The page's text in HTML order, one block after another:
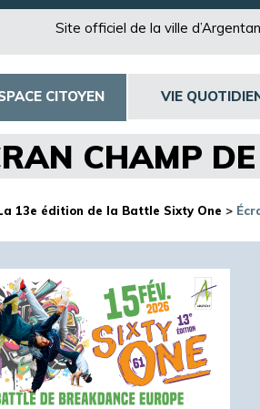
Site officiel de la ville
CITOYEN VIE
CHAMP
13e édition de la Battle Sixty One >